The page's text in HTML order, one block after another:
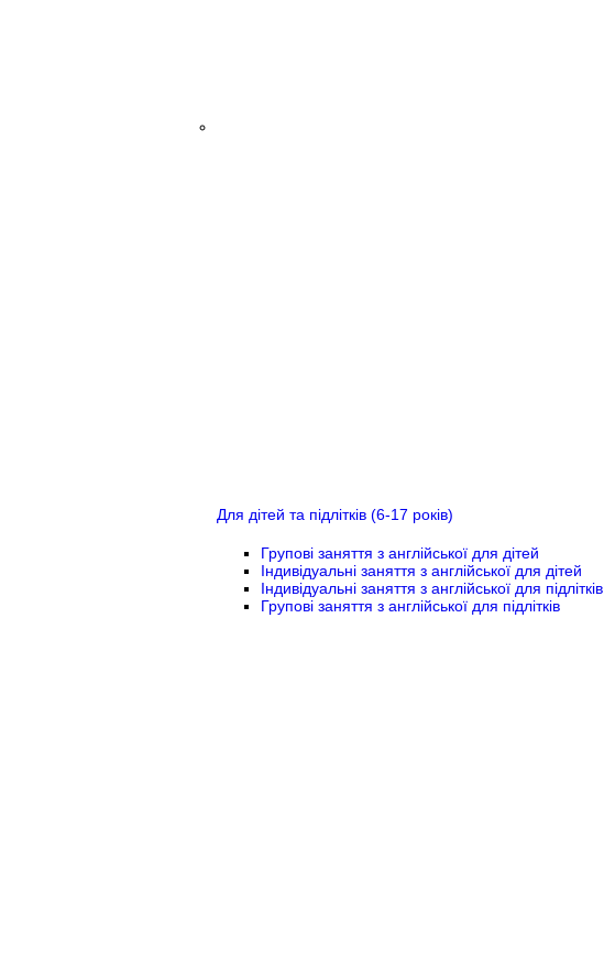
Для дітей та підлітків (6-17 років)
Групові заняття з англійської для дітей
Індивідуальні заняття з англійської для дітей
Індивідуальні заняття з англійської для підлітків
Групові заняття з англійської для підлітків